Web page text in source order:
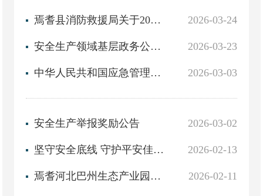
2026-03-24
焉耆县消防救援局关于2026年第一季度消防安全重点单位及火灾高危单位备案情况的报告
2026-03-23
安全生产领域基层政务公开标准目录
2026-03-03
中华人民共和国应急管理部令（第18号）安全生产违法行为行政处罚办法
2026-03-02
安全生产举报奖励公告
2026-02-13
坚守安全底线 守护平安佳节——焉耆县领导督导检查节前安全生产工作
2026-02-11
焉耆河北巴州生态产业园新疆某生物科技有限公司“2·14”一般机械伤害事故整改和防范措施落实情况评估报告